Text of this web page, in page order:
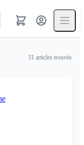
31 articles trouvés